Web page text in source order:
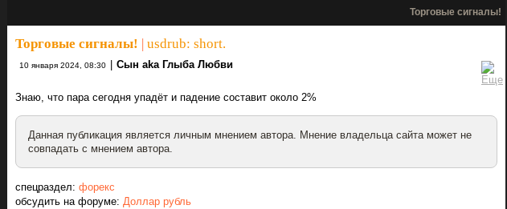
Торговые сигналы!
Торговые сигналы! usdrub: short.
10 января 2024, 08:30 Сын aka Глыба Любви
Знаю, что пара сегодня упадёт и падение составит около 2%
Данная публикация является личным мнением автора. Мнение владельца сайта может не
совпадать с мнением автора.
спецраздел: форекс
обсудить на форуме: Доллар рубль